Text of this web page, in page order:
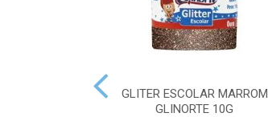
GLITER ESCOLAR MARROM
GLINORTE 10G